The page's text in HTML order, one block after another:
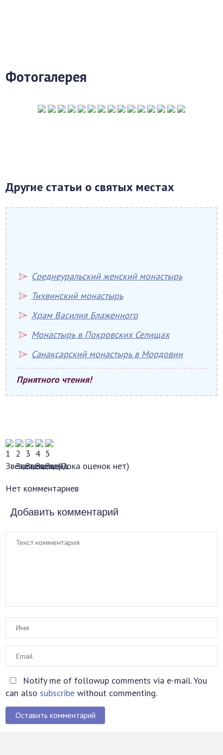
Фотогалерея
Другие статьи о святых местах
Среднеуральский женский монастырь
Тихвинский монастырь
Храм Василия Блаженного
Монастырь в Покровских Селищах
Санаксарский монастырь в Мордовии
Приятного чтения!
(Пока оценок нет)
Нет комментариев
Добавить комментарий
Notify me of followup comments via e-mail. You
can also subscribe without commenting.
Оставить комментарий